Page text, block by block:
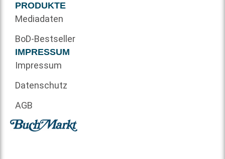
PRODUKTE
Mediadaten
BoD-Bestseller
IMPRESSUM
Impressum
Datenschutz
AGB